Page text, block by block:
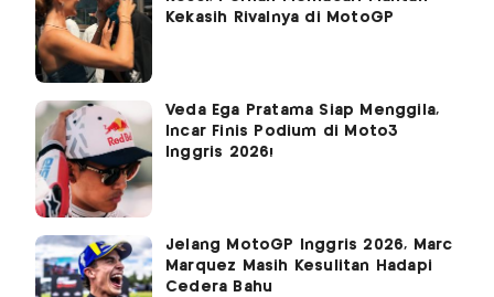
Kekasih Rivalnya di MotoGP
Veda Ega Pratama Siap Menggila,
Incar Finis Podium di Moto3
Inggris 2026!
Jelang MotoGP Inggris 2026, Marc
Marquez Masih Kesulitan Hadapi
Cedera Bahu